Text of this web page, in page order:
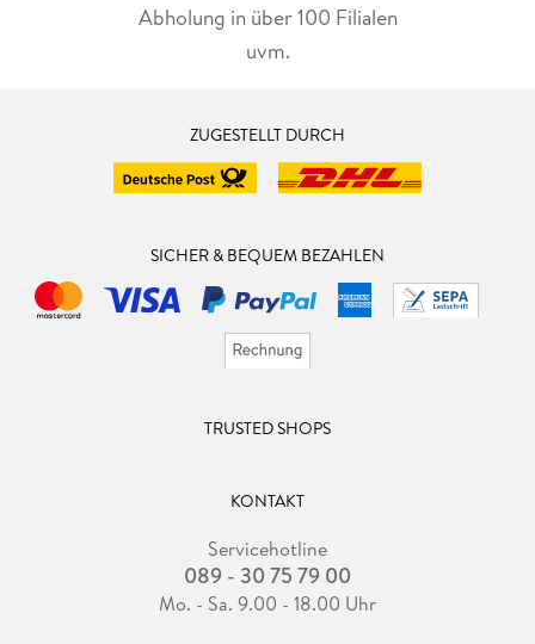
Abholung in über 100 Filialen
uvm.
ZUGESTELLT DURCH
SICHER & BEQUEM BEZAHLEN
TRUSTED SHOPS
KONTAKT
Servicehotline
089 - 30 75 79 00
Mo. - Sa. 9.00 - 18.00 Uhr